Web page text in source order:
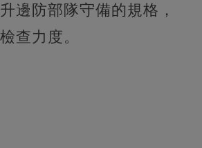
邊防部隊守備的規格，
查力度。